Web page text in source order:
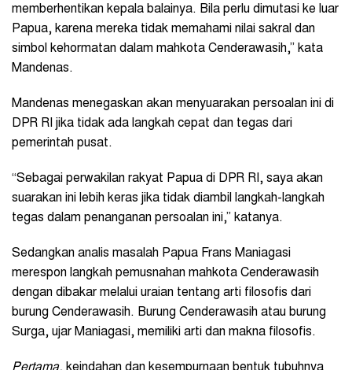
memberhentikan kepala balainya. Bila perlu dimutasi ke luar
Papua, karena mereka tidak memahami nilai sakral dan
simbol kehormatan dalam mahkota Cenderawasih,” kata
Mandenas.
Mandenas menegaskan akan menyuarakan persoalan ini di
DPR RI jika tidak ada langkah cepat dan tegas dari
pemerintah pusat.
“Sebagai perwakilan rakyat Papua di DPR RI, saya akan
suarakan ini lebih keras jika tidak diambil langkah-langkah
tegas dalam penanganan persoalan ini,” katanya.
Sedangkan analis masalah Papua Frans Maniagasi
merespon langkah pemusnahan mahkota Cenderawasih
dengan dibakar melalui uraian tentang arti filosofis dari
burung Cenderawasih. Burung Cenderawasih atau burung
Surga, ujar Maniagasi, memiliki arti dan makna filosofis.